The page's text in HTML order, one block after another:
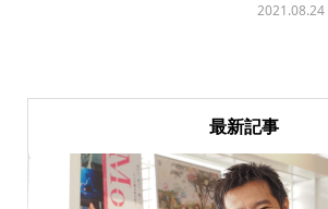
2021.08.24
最新記事